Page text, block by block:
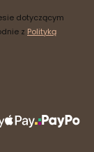
dotyczącym
z Polityką